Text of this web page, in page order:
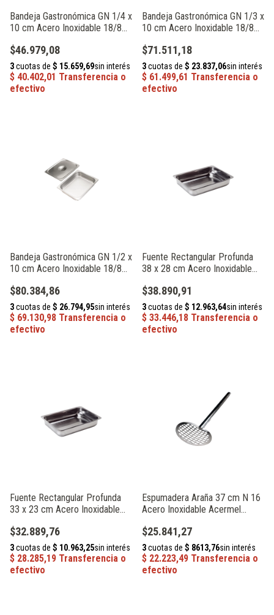
Bandeja Gastronómica GN 1/4 x
10 cm Acero Inoxidable 18/8
$46.979,08
Bandeja Gastronómica GN 1/3 x
10 cm Acero Inoxidable 18/8
$71.511,18
Bandeja Gastronómica GN 1/2 x
10 cm Acero Inoxidable 18/8
$80.384,86
Fuente Rectangular Profunda
38 x 28 cm Acero Inoxidable
$38.890,91
Fuente Rectangular Profunda
33 x 23 cm Acero Inoxidable
$32.889,76
Espumadera Araña 37 cm N 16
Acero Inoxidable Acermel
$25.841,27